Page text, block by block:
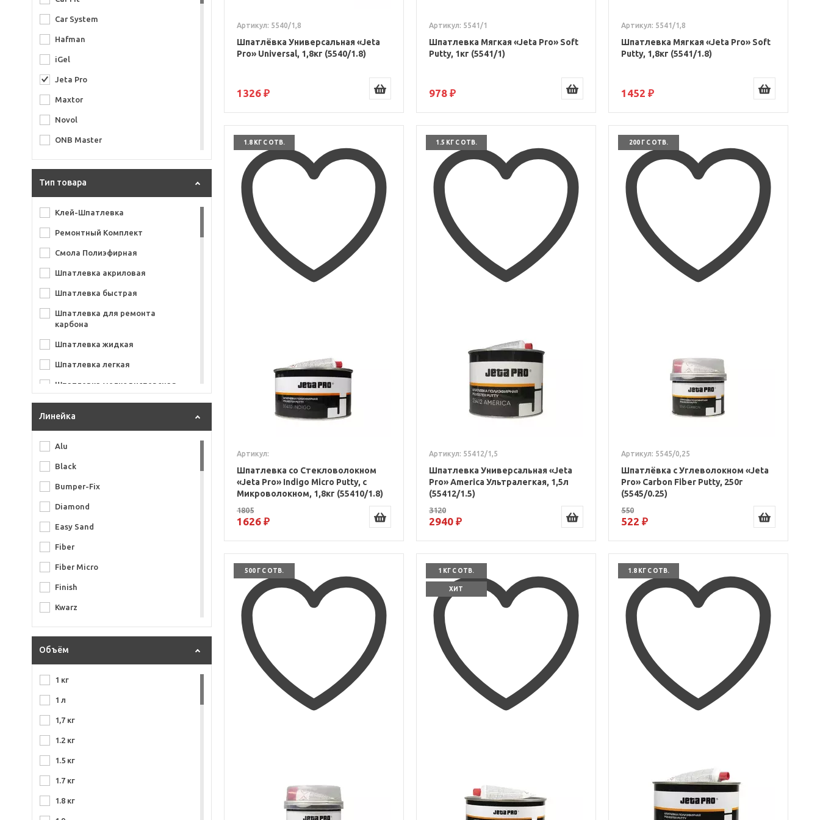
Car System
Hafman
iGel
Jeta Pro
Maxtor
Novol
ONB Master
Otrix
Quickline
Тип товара
Клей-Шпатлевка
Ремонтный Комплект
Смола Полиэфирная
Шпатлевка акриловая
Шпатлевка быстрая
Шпатлевка для ремонта
карбона
Шпатлевка жидкая
Шпатлевка легкая
Шпатлевка мелкодисперсная
Шпатлевка мягкая
Шпатлевка по пластику
Шпатлевка с алюминием
Шпатлевка со стекловолокном
Шпатлевка с углеволокном
Шпатлевка универсальная
Линейка
Alu
Black
Bumper-Fix
Diamond
Easy Sand
Fiber
Fiber Micro
Finish
Kwarz
Light
Magnum
Объём
1 кг
1 л
1,7 кг
1.2 кг
1.5 кг
1.7 кг
1.8 кг
Артикул: 5540/1,8
Шпатлёвка Универсальная «Jeta
Pro» Universal, 1,8кг (5540/1.8)
1326 ₽
Артикул: 5541/1
Шпатлевка Мягкая «Jeta Pro» Soft
Putty, 1кг (5541/1)
978 ₽
Артикул: 5541/1,8
Шпатлевка Мягкая «Jeta Pro» Soft
Putty, 1,8кг (5541/1.8)
1452 ₽
1.8 КГ С ОТВ.
Артикул:
Шпатлевка со Стекловолокном
«Jeta Pro» Indigo Micro Putty, с
Микроволокном, 1,8кг (55410/1.8)
1805
1626 ₽
1.5 КГ С ОТВ.
Артикул: 55412/1,5
Шпатлевка Универсальная «Jeta
Pro» America Ультралегкая, 1,5л
(55412/1.5)
3120
2940 ₽
200 Г С ОТВ.
Артикул: 5545/0,25
Шпатлёвка с Углеволокном «Jeta
Pro» Carbon Fiber Putty, 250г
(5545/0.25)
550
522 ₽
500 Г С ОТВ. 1 КГ С ОТВ.
ХИТ
1.8 КГ С ОТВ.